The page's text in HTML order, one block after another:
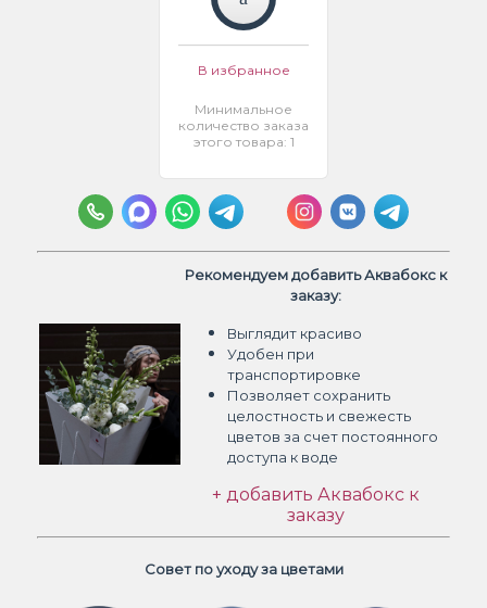
В избранное
Минимальное
количество заказа
этого товара: 1
Рекомендуем добавить Аквабокс к
заказу:
Выглядит красиво
Удобен при
транспортировке
Позволяет сохранить
целостность и свежесть
цветов за счет постоянного
доступа к воде
+ добавить Аквабокс к
заказу
Совет по уходу за цветами